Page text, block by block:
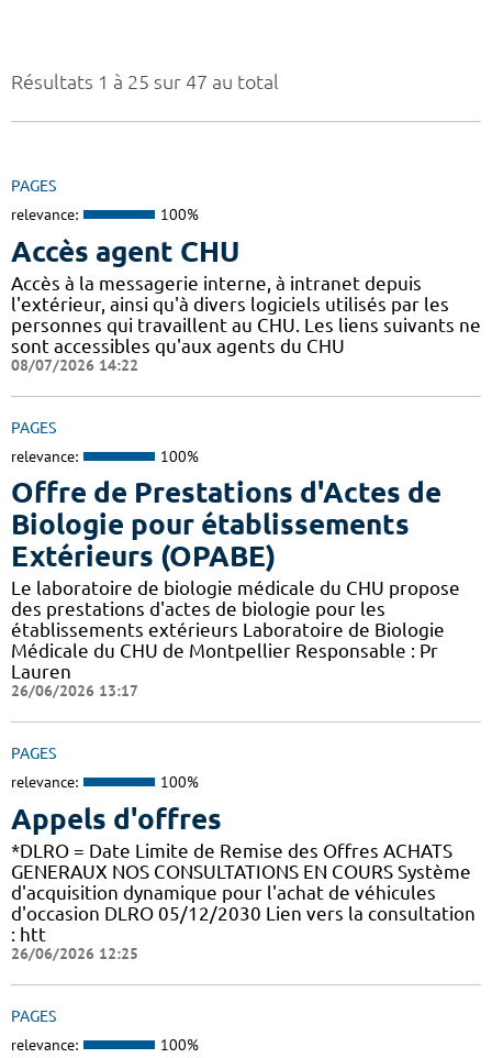
Résultats 1 à 25 sur 47 au total
PAGES
relevance: 100%
Accès agent CHU
Accès à la messagerie interne, à intranet depuis
l'extérieur, ainsi qu'à divers logiciels utilisés par les
personnes qui travaillent au CHU. Les liens suivants ne
sont accessibles qu'aux agents du CHU
08/07/2026 14:22
PAGES
relevance: 100%
Offre de Prestations d'Actes de
Biologie pour établissements
Extérieurs (OPABE)
Le laboratoire de biologie médicale du CHU propose
des prestations d'actes de biologie pour les
établissements extérieurs Laboratoire de Biologie
Médicale du CHU de Montpellier Responsable : Pr
Lauren
26/06/2026 13:17
PAGES
relevance: 100%
Appels d'offres
*DLRO = Date Limite de Remise des Offres ACHATS
GENERAUX NOS CONSULTATIONS EN COURS Système
d'acquisition dynamique pour l'achat de véhicules
d'occasion DLRO 05/12/2030 Lien vers la consultation
: htt
26/06/2026 12:25
PAGES
relevance: 100%